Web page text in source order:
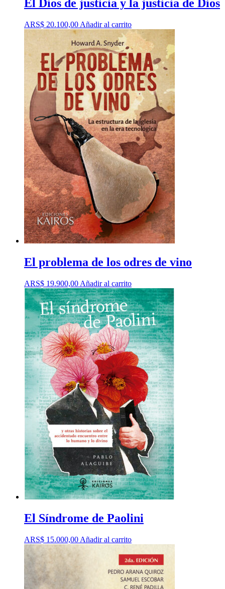
El Dios de justicia y la justicia de Dios
ARS$ 20.100,00 Añadir al carrito
El problema de los odres de vino
ARS$ 19.900,00 Añadir al carrito
El Síndrome de Paolini
ARS$ 15.000,00 Añadir al carrito